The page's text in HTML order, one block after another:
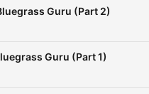
Guru (Part 2)
Guru (Part 1)